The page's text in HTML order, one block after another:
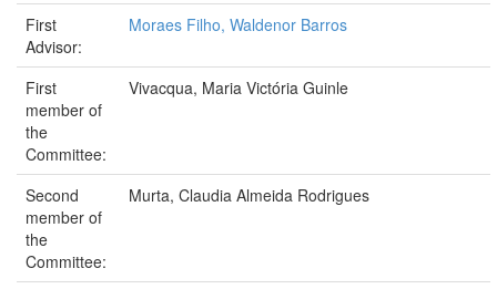
First
Advisor:
Moraes Filho, Waldenor Barros
First
member of
the
Committee:
Vivacqua, Maria Victória Guinle
Second
member of
the
Committee:
Murta, Claudia Almeida Rodrigues